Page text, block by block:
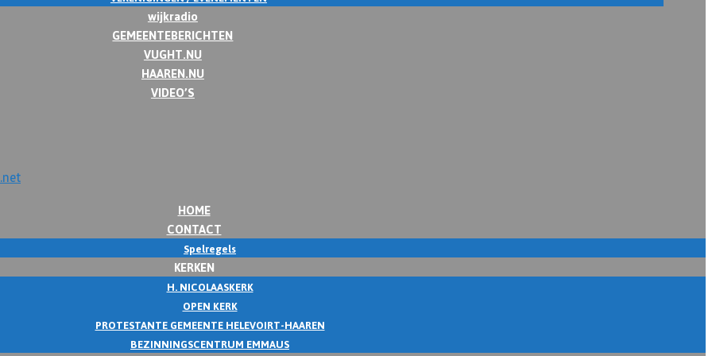
wijkradio
GEMEENTEBERICHTEN
VUGHT.NU
HAAREN.NU
VIDEO’S
HOME
CONTACT
Spelregels
KERKEN
H. NICOLAASKERK
OPEN KERK
PROTESTANTE GEMEENTE HELEVOIRT-HAAREN
BEZINNINGSCENTRUM EMMAUS